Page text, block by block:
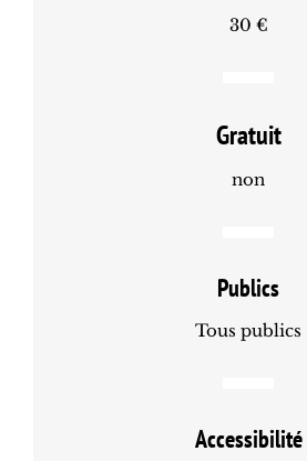
30 €
Gratuit
non
Publics
Tous publics
Accessibilité